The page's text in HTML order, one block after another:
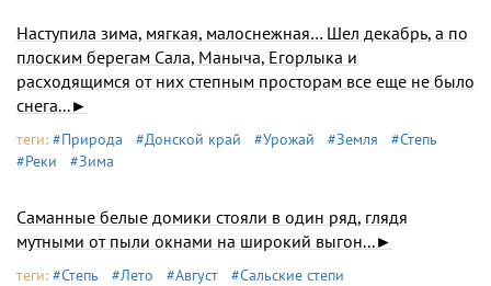
Наступила зима, мягкая, малоснежная… Шел декабрь, а по
плоским берегам Сала, Маныча, Егорлыка и
расходящимся от них степным просторам все еще не было
снега...►
теги: #Природа #Донской край #Урожай #Земля
#Степь
#Реки
#Зима
Саманные белые домики стояли в один ряд, глядя
мутными от пыли окнами на широкий выгон...►
теги: #Степь #Лето #Август #Сальские степи